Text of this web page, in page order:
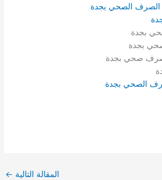
الصحي بجدة
بجدة
بجدة
صحي بجدة
الصحي بجدة
المقالة التالية ←